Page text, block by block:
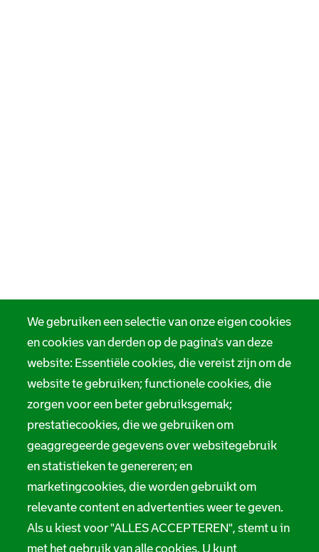
We gebruiken een selectie van onze eigen cookies
en cookies van derden op de pagina's van deze
website: Essentiële cookies, die vereist zijn om de
website te gebruiken; functionele cookies, die
zorgen voor een beter gebruiksgemak;
prestatiecookies, die we gebruiken om
geaggregeerde gegevens over websitegebruik
en statistieken te genereren; en
marketingcookies, die worden gebruikt om
relevante content en advertenties weer te geven.
Als u kiest voor "ALLES ACCEPTEREN", stemt u in
met het gebruik van alle cookies. U kunt